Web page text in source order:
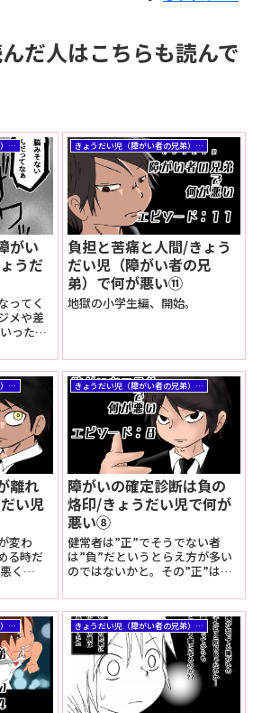
だ人はこちらも読んで
きょうだい児（障がい者の兄弟）で何が悪い
がい
うだ
ってく
メや差
ったこ
ざっく
きょうだい児（障がい者の兄弟）で何が悪い
負担と苦痛と人間/きょう
だい児（障がい者の兄
弟）で何が悪い⑪
地獄の小学生編、開始。
きょうだい児（障がい者の兄弟）で何が悪い
離れ
い児
変わ
る時だ
く
きょうだい児（障がい者の兄弟）で何が悪い
障がいの確定診断は負の
烙印/きょうだい児で何が
悪い⑧
健常者は”正”でそうでない者
は”負”だというとらえ方が多い
のではないかと。その”正”は決
ていますけど、ね。
きょうだい児（障がい者の兄弟）で何が悪い きょうだい児（障がい者の兄弟）で何が悪い